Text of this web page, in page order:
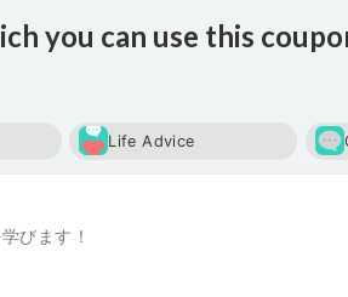
you can use this
Life Advice
びます！